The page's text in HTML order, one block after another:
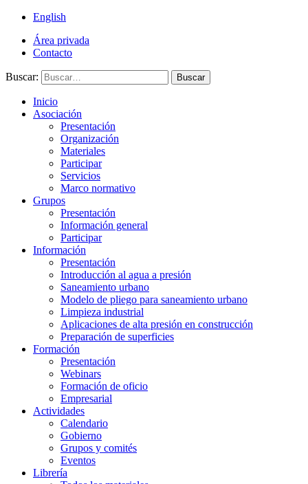
English
Área privada
Contacto
Buscar: Buscar
Inicio
Asociación
Presentación
Organización
Materiales
Participar
Servicios
Marco normativo
Grupos
Presentación
Información general
Participar
Información
Presentación
Introducción al agua a presión
Saneamiento urbano
Modelo de pliego para saneamiento urbano
Limpieza industrial
Aplicaciones de alta presión en construcción
Preparación de superficies
Formación
Presentación
Webinars
Formación de oficio
Empresarial
Actividades
Calendario
Gobierno
Grupos y comités
Eventos
Librería